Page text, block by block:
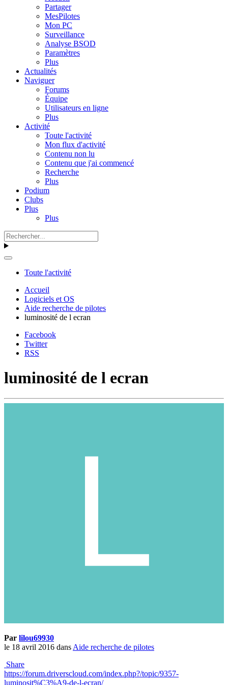
Partager
MesPilotes
Mon PC
Surveillance
Analyse BSOD
Paramètres
Plus
Actualités
Naviguer
Forums
Équipe
Utilisateurs en ligne
Plus
Activité
Toute l'activité
Mon flux d'activité
Contenu non lu
Contenu que j'ai commencé
Recherche
Plus
Podium
Clubs
Plus
Plus
Toute l'activité
Accueil
Logiciels et OS
Aide recherche de pilotes
luminosité de l ecran
Facebook
Twitter
RSS
luminosité de l ecran
Par lilou69930
le 18 avril 2016 dansAide recherche de pilotes
Share
https://forum.driverscloud.com/index.php?/topic/9357-
luminosit%C3%A9-de-l-ecran/